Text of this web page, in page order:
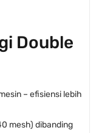
Double
– efisiensi lebih
mesh) dibanding